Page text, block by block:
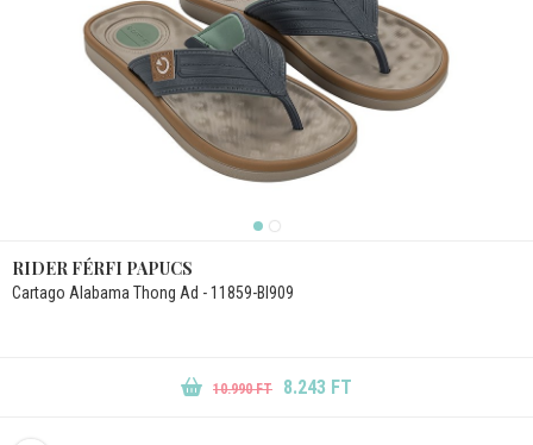
RIDER FÉRFI PAPUCS
Cartago Alabama Thong Ad - 11859-BI909
10.990 FT 8.243 FT